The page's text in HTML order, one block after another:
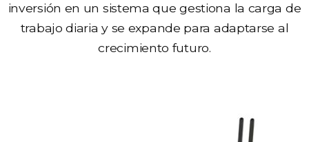
inversión en un sistema que gestiona la carga de
trabajo diaria y se expande para adaptarse al
crecimiento futuro.